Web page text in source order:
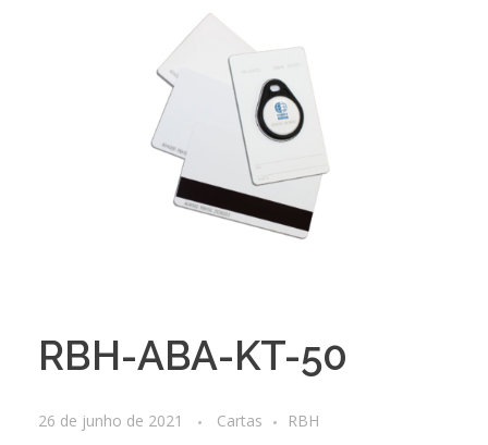
RBH-ABA-KT-50
26 de junho de 2021 Cartas RBH